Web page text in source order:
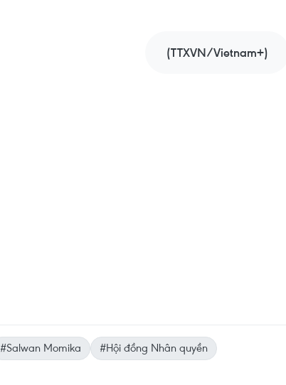
(TTXVN/Vietnam+)
#Salwan Momika
#Hội đồng Nhân quyền